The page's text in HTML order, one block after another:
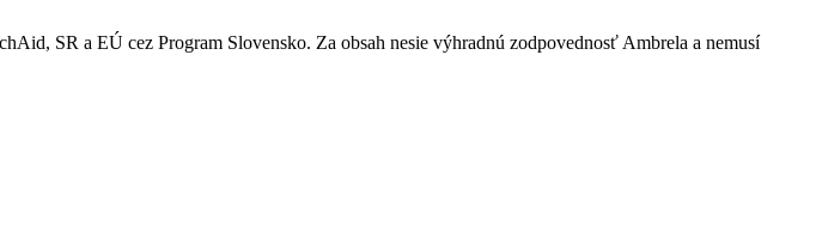
SR a EÚ cez Program Slovensko. Za obsah nesie výhradnú zodpovednosť Ambrela a nemusí